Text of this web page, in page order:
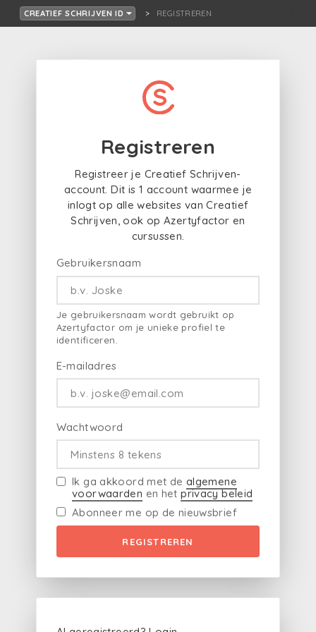
CREATIEF SCHRIJVEN ID REGISTREREN
Registreren
Registreer je Creatief Schrijven-
account. Dit is 1 account waarmee je
inlogt op alle websites van Creatief
Schrijven, ook op Azertyfactor en
cursussen.
Gebruikersnaam
Je gebruikersnaam wordt gebruikt op
Azertyfactor om je unieke profiel te
identificeren.
E-mailadres
Wachtwoord
Ik ga akkoord met de algemene
voorwaarden en hetprivacy beleid
Abonneer me op de nieuwsbrief
REGISTREREN